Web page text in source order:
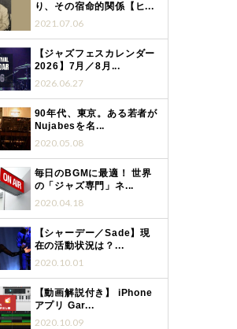
り、その宿命的関係【ヒ...
2021.07.06
【ジャズフェスカレンダー
2026】7月／8月...
2026.06.27
90年代、東京。ある若者が
Nujabesを名...
2020.05.08
毎日のBGMに最適！ 世界
の「ジャズ専門」ネ...
2020.04.18
【シャーデー／Sade】現
在の活動状況は？...
2020.10.01
【動画解説付き】 iPhone
アプリ Gar...
2020.10.09